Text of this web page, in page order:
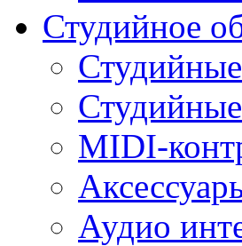
Студийное
MIDI-
Аудио